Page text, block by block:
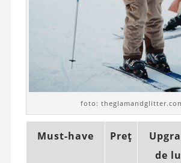
foto:
Must-have Preț
de